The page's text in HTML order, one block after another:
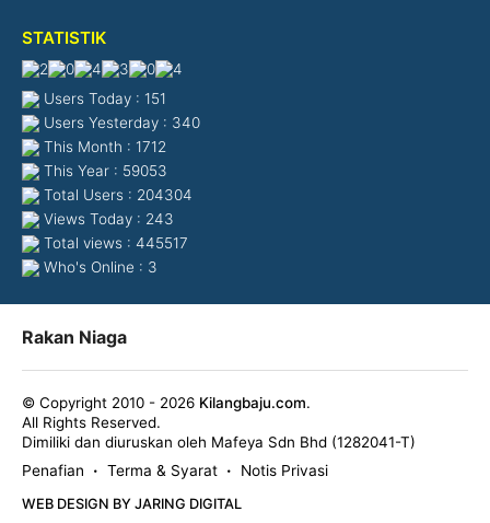
STATISTIK
Users Today : 151
Users Yesterday : 340
This Month : 1712
This Year : 59053
Total Users : 204304
Views Today : 243
Total views : 445517
Who's Online : 3
Rakan Niaga
© Copyright 2010 - 2026 Kilangbaju.com.
All Rights Reserved.
Dimiliki dan diuruskan oleh Mafeya Sdn Bhd (1282041-T)
Penafian
• Terma & Syarat • Notis Privasi
WEB DESIGN BY JARING DIGITAL